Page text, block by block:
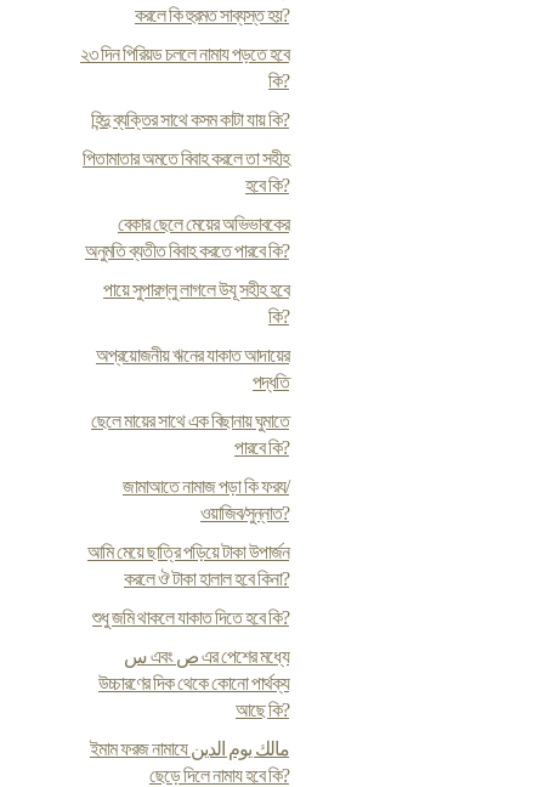
করলে কি হুরমত সাব্যস্ত হয়?
২৩ দিন পিরিয়ড চললে নামায পড়তে হবে
কি?
হিন্দু ব্যক্তির সাথে কসম কাটা যায় কি?
পিতামাতার অমতে বিবাহ করলে তা সহীহ
হবে কি?
বেকার ছেলে মেয়ের অভিভাবকের
অনুমতি ব্যতীত বিবাহ করতে পারবে কি?
পায়ে সুপারগ্লু লাগলে উযূ সহীহ হবে
কি?
অপ্রয়োজনীয় ঋনের যাকাত আদায়ের
পদ্ধতি
ছেলে মায়ের সাথে এক বিছানায় ঘুমাতে
পারবে কি?
জামাআতে নামাজ পড়া কি ফরয/
ওয়াজিব/সুন্নাত?
আমি মেয়ে ছাত্রি পড়িয়ে টাকা উপার্জন
করলে ঔ টাকা হালাল হবে কিনা?
শুধু জমি থাকলে যাকাত দিতে হবে কি?
س এবং ص এর পেশের মধ্যে
উচ্চারণের দিক থেকে কোনো পার্থক্য
আছে কি?
ইমাম ফরজ নামাযে مالك يوم الدين
ছেড়ে দিলে নামায হবে কি?